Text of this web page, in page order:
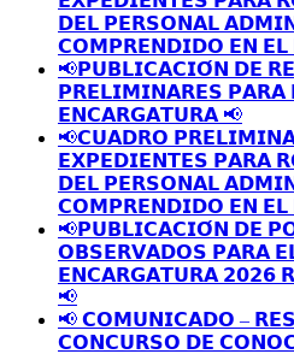
𝗗𝗘𝗟 𝗣𝗘𝗥𝗦𝗢𝗡𝗔𝗟
𝗖𝗢𝗠𝗣𝗥𝗘𝗡𝗗𝗜𝗗𝗢 𝗘𝗡 𝗘𝗟
📢𝗣𝗨𝗕𝗟𝗜𝗖𝗔𝗖𝗜𝗢́𝗡 𝗗𝗘
𝗣𝗥𝗘𝗟𝗜𝗠𝗜𝗡𝗔𝗥𝗘𝗦
𝗘𝗡𝗖𝗔𝗥𝗚𝗔𝗧𝗨𝗥𝗔 📢
📢𝗖𝗨𝗔𝗗𝗥𝗢
𝗘𝗫𝗣𝗘𝗗𝗜𝗘𝗡𝗧𝗘𝗦 𝗣𝗔𝗥𝗔
𝗗𝗘𝗟 𝗣𝗘𝗥𝗦𝗢𝗡𝗔𝗟
𝗖𝗢𝗠𝗣𝗥𝗘𝗡𝗗𝗜𝗗𝗢 𝗘𝗡 𝗘𝗟
📢𝗣𝗨𝗕𝗟𝗜𝗖𝗔𝗖𝗜𝗢́𝗡 𝗗𝗘
𝗢𝗕𝗦𝗘𝗥𝗩𝗔𝗗𝗢𝗦 𝗣𝗔𝗥𝗔
𝗘𝗡𝗖𝗔𝗥𝗚𝗔𝗧𝗨𝗥𝗔 𝟮𝟬𝟮𝟲
📢
📢 𝗖𝗢𝗠𝗨𝗡𝗜𝗖𝗔𝗗𝗢 –
𝗖𝗢𝗡𝗖𝗨𝗥𝗦𝗢 𝗗𝗘